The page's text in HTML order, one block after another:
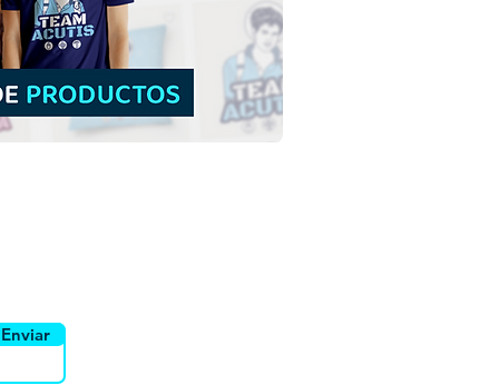
de Anchieta |
gratuita
a color sin fondo
Enviar